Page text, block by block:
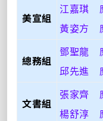
美宣組
江嘉琪
黃姿方
總務組
鄧聖龍
邱先進
文書組
張家齊
楊舒淳